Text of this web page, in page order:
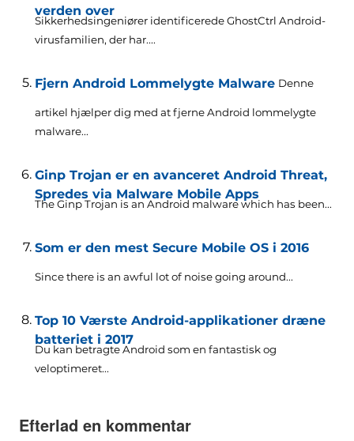
verden over
Sikkerhedsingeniører identificerede GhostCtrl Android-
virusfamilien, der har....
Fjern Android Lommelygte Malware Denne
artikel hjælper dig med at fjerne Android lommelygte
malware...
Ginp Trojan er en avanceret Android Threat,
Spredes via Malware Mobile Apps
The Ginp Trojan is an Android malware which has been...
Som er den mest Secure Mobile OS i 2016
Since there is an awful lot of noise going around...
Top 10 Værste Android-applikationer dræne
batteriet i 2017
Du kan betragte Android som en fantastisk og
veloptimeret...
Efterlad en kommentar